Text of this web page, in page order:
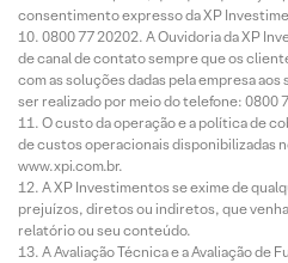
consentimento expresso da XP
0800 77 20202. A Ouvidoria da XP
de canal de contato sempre que os
com as soluções dadas pela empresa
ser realizado por meio do telefone: 0800
O custo da operação e a política de
de custos operacionais disponibilizadas
www.xpi.com.br.
A XP Investimentos se exime de
prejuízos, diretos ou indiretos, que
relatório ou seu conteúdo.
A Avaliação Técnica e a Avaliação de